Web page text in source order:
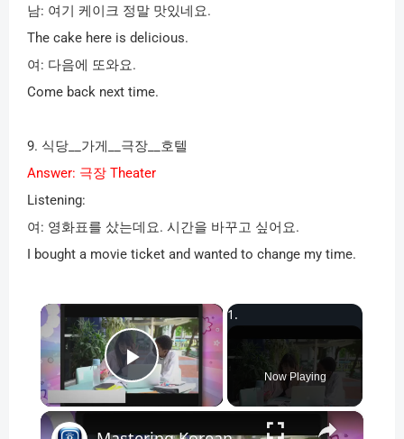
남: 여기 케이크 정말 맛있네요.
The cake here is delicious.
여: 다음에 또와요.
Come back next time.
9. 식당 가게 극장
호텔
Answer: 극장 Theater
Listening:
여: 영화표를 샀는데요. 시간을 바꾸고 싶어요.
I bought a movie ticket and wanted to change my time.
×
Play Video Now Playing
×